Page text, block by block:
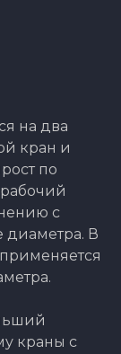
на два
кран и
по
с
диаметра. В
краны с